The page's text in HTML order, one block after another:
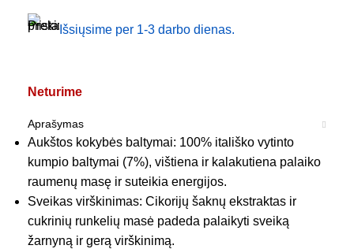
Išsiųsime per 1-3 darbo dienas.
Neturime
Aprašymas
Aukštos kokybės baltymai: 100% itališko vytinto
kumpio baltymai (7%), vištiena ir kalakutiena palaiko
raumenų masę ir suteikia energijos.
Sveikas virškinimas: Cikorijų šaknų ekstraktas ir
cukrinių runkelių masė padeda palaikyti sveiką
žarnyną ir gerą virškinimą.